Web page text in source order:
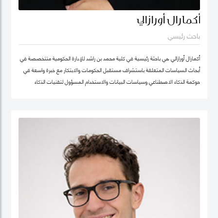
أكمارال أورازالي
باحث رئيسي
أكمارال أورازالي هي باحثة رئيسية في كلية محمد بن راشد للإدارة الحكومية متتخصصة في
أبحاث السياسات المتعلقة باستشراف مستقبل الحكومات والابتكار مع خبرة واسعة في
حوكمة الذكاء الاصطناعي وسياسات البيانات والاستخدام المسؤول لتقنيات الذكاء
وسياسات البيانات مع اهتمام خاص بتطوير أطر عملية تدعم الابتكار في القطاع العام
التطبيقية، مستندة إلى تجربة مهنية غنية في التحول الرقمي للقطاع الحكومي.